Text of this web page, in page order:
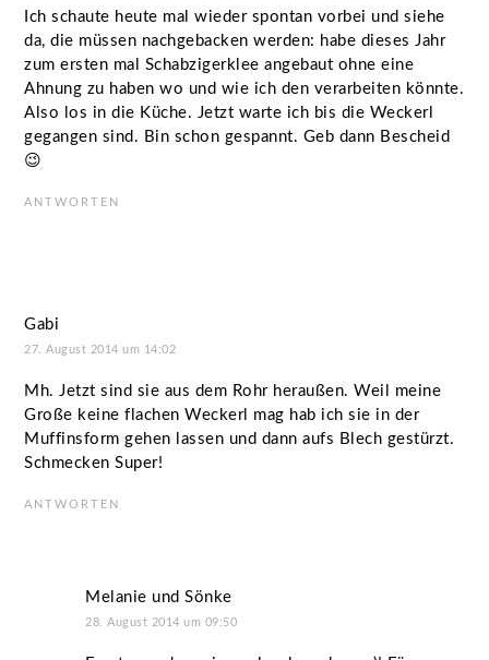
Ich schaute heute mal wieder spontan vorbei und siehe
da, die müssen nachgebacken werden: habe dieses Jahr
zum ersten mal Schabzigerklee angebaut ohne eine
Ahnung zu haben wo und wie ich den verarbeiten könnte.
Also los in die Küche. Jetzt warte ich bis die Weckerl
gegangen sind. Bin schon gespannt. Geb dann Bescheid
😉
ANTWORTEN
Gabi
27. August 2014 um 14:02
Mh. Jetzt sind sie aus dem Rohr heraußen. Weil meine
Große keine flachen Weckerl mag hab ich sie in der
Muffinsform gehen lassen und dann aufs Blech gestürzt.
Schmecken Super!
ANTWORTEN
Melanie und Sönke
28. August 2014 um 09:50